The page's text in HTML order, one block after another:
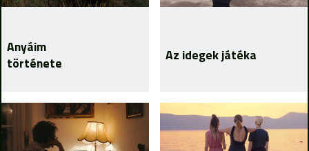
Anyáim
története
Az idegek játéka